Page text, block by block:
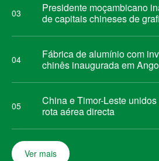
03
Presidente moçambicano
de capitais chineses de
04
Fábrica de alumínio com
chinês inaugurada em
05
China e Timor-Leste
rota aérea directa
Ver mais